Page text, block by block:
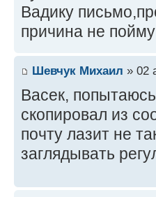
Вадику
причина не пойму
Шевчук Михаил » 02
Васек,
скопировал из
почту лазит не
заглядывать